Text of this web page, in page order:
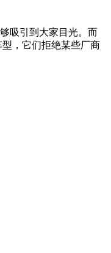
吸引到大家目光。而
，它们拒绝某些厂商